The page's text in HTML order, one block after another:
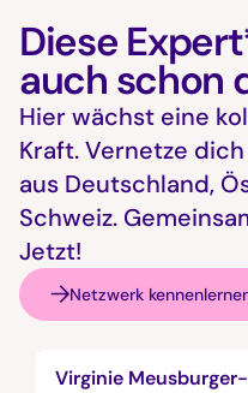
Diese
auch schon
Hier wächst eine
Kraft. Vernetze
aus Deutschland,
Schweiz.
Jetzt!
Netzwerk
Virginie